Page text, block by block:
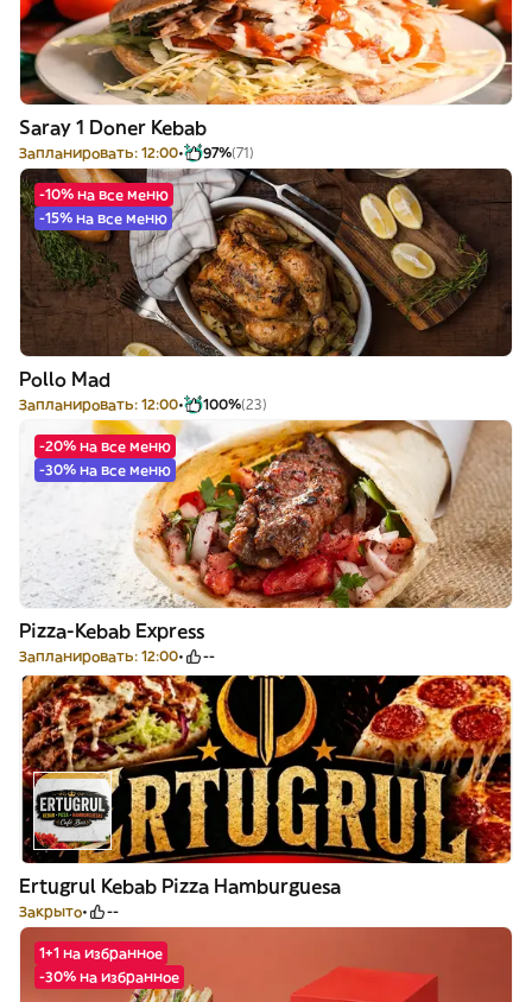
Saray 1 Doner Kebab
Запланировать: 12:00 97%(71)
-10% на все меню
-15% на все меню
Pollo Mad
Запланировать: 12:00 100%(23)
-20% на все меню
-30% на все меню
Pizza-Kebab Express
Запланировать: 12:00 --
Ertugrul Kebab Pizza Hamburguesa
Закрыто --
1+1 на избранное
-30% на избранное